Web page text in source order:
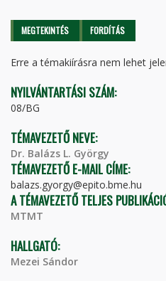
Elsődleges fülek
MEGTEKINTÉS (AKTÍVFORDÍTÁS
Erre a témakiírásra nem lehet
NYILVÁNTARTÁSI SZÁM:
08/BG
TÉMAVEZETŐ NEVE:
Dr. Balázs L. György
TÉMAVEZETŐ E-MAIL CÍME:
balazs.gyorgy@epito.bme.hu
A TÉMAVEZETŐ TELJES
MTMT
HALLGATÓ:
Mezei Sándor